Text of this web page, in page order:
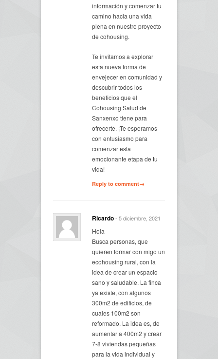
información y comenzar tu
camino hacia una vida
plena en nuestro proyecto
de cohousing.
Te invitamos a explorar
esta nueva forma de
envejecer en comunidad y
descubrir todos los
beneficios que el
Cohousing Salud de
Sanxenxo tiene para
ofrecerte. ¡Te esperamos
con entusiasmo para
comenzar esta
emocionante etapa de tu
vida!
Reply to comment→
Ricardo- 5 diciembre, 2021
Hola
Busca personas, que
quieren formar con migo un
ecohousing rural, con la
idea de crear un espacio
sano y saludable. La finca
ya existe, con algunos
300m2 de edificios, de
cuales 100m2 son
reformado. La idea es, de
aumentar a 400m2 y crear
7-8 viviendas pequeñas
para la vida individual y